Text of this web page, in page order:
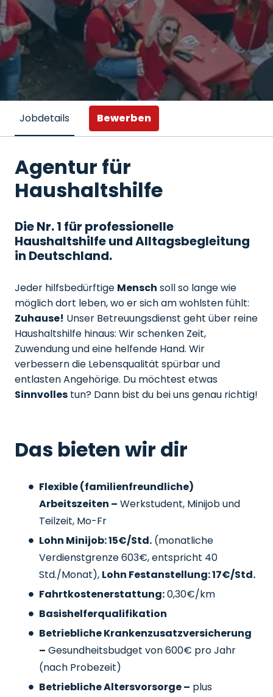
Jobdetails Bewerben
Agentur für
Haushaltshilfe
Die Nr. 1 für professionelle
Haushaltshilfe und Alltagsbegleitung
in Deutschland.
Jeder hilfsbedürftige Mensch soll so lange wie
möglich dort leben, wo er sich am wohlsten fühlt:
Zuhause! Unser Betreuungsdienst geht über reine
Haushaltshilfe hinaus: Wir schenken Zeit,
Zuwendung und eine helfende Hand. Wir
verbessern die Lebensqualität spürbar und
entlasten Angehörige. Du möchtest etwas
Sinnvolles tun? Dann bist du bei uns genau richtig!
Das bieten wir dir
Flexible (familienfreundliche)
Arbeitszeiten – Werkstudent, Minijob und
Teilzeit, Mo-Fr
Lohn Minijob: 15€/Std. (monatliche
Verdienstgrenze 603€, entspricht 40
Std./Monat), Lohn Festanstellung: 17€/Std.
Fahrtkostenerstattung:0,30€/km
Basishelferqualifikation
Betriebliche Krankenzusatzversicherung
– Gesundheitsbudget von 600€ pro Jahr
(nach Probezeit)
Betriebliche Altersvorsorge – plus